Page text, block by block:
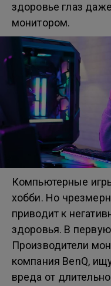
здоровье глаз
монитором.
Компьютерные
хобби. Но
приводит к
здоровья. В
Производители
компания BenQ,
вреда от